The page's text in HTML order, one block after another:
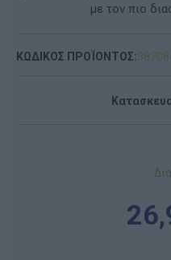
με τον πιο
ΚΩΔΙΚΟΣ ΠΡΟΪΟΝΤΟΣ: